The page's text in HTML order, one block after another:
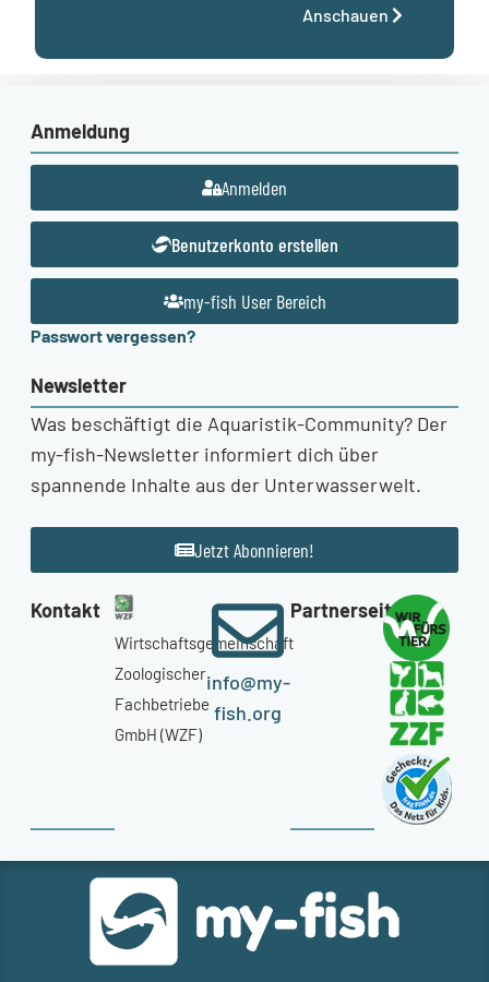
Anschauen
Anmeldung
Anmelden
Benutzerkonto erstellen
my-fish User Bereich
Passwort vergessen?
Newsletter
Was beschäftigt die Aquaristik-Community? Der
my-fish-Newsletter informiert dich über
spannende Inhalte aus der Unterwasserwelt.
Jetzt Abonnieren!
Kontakt
Wirtschaftsgemeinschaft
Zoologischer
Fachbetriebe
GmbH (WZF)
info@my-
fish.org
Partnerseiten